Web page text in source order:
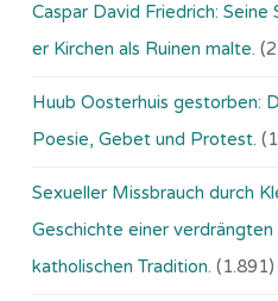
Caspar David Friedrich:
er Kirchen als Ruinen malte.
Huub Oosterhuis gestorben:
Poesie, Gebet und Protest.
Sexueller Missbrauch durch
Geschichte einer
katholischen Tradition. (1.891)